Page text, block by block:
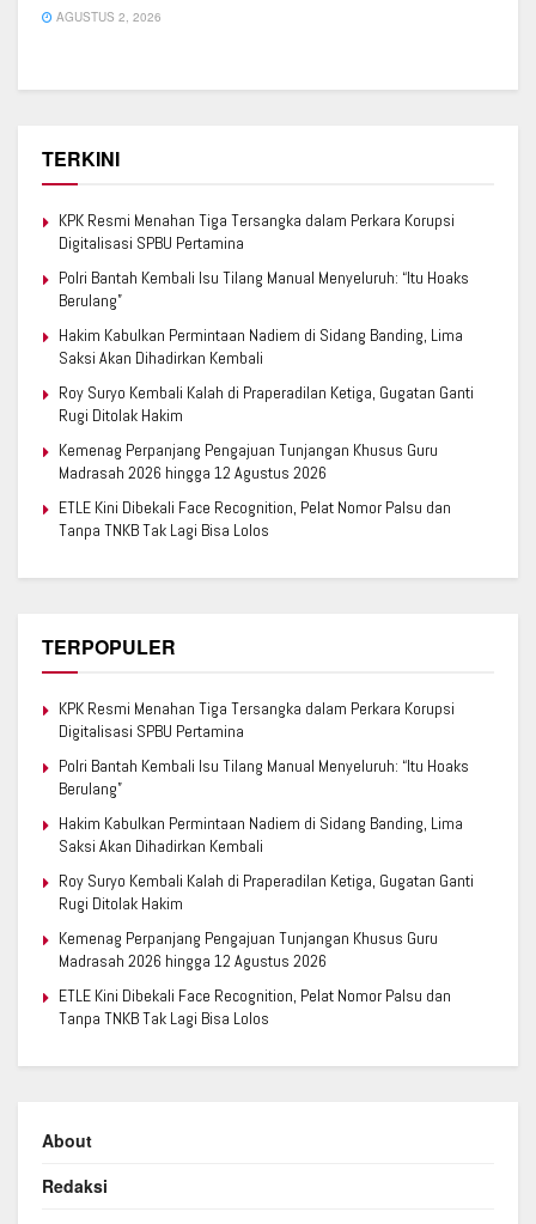
AGUSTUS 2, 2026
TERKINI
KPK Resmi Menahan Tiga Tersangka dalam Perkara Korupsi
Digitalisasi SPBU Pertamina
Polri Bantah Kembali Isu Tilang Manual Menyeluruh: “Itu Hoaks
Berulang”
Hakim Kabulkan Permintaan Nadiem di Sidang Banding, Lima
Saksi Akan Dihadirkan Kembali
Roy Suryo Kembali Kalah di Praperadilan Ketiga, Gugatan Ganti
Rugi Ditolak Hakim
Kemenag Perpanjang Pengajuan Tunjangan Khusus Guru
Madrasah 2026 hingga 12 Agustus 2026
ETLE Kini Dibekali Face Recognition, Pelat Nomor Palsu dan
Tanpa TNKB Tak Lagi Bisa Lolos
TERPOPULER
KPK Resmi Menahan Tiga Tersangka dalam Perkara Korupsi
Digitalisasi SPBU Pertamina
Polri Bantah Kembali Isu Tilang Manual Menyeluruh: “Itu Hoaks
Berulang”
Hakim Kabulkan Permintaan Nadiem di Sidang Banding, Lima
Saksi Akan Dihadirkan Kembali
Roy Suryo Kembali Kalah di Praperadilan Ketiga, Gugatan Ganti
Rugi Ditolak Hakim
Kemenag Perpanjang Pengajuan Tunjangan Khusus Guru
Madrasah 2026 hingga 12 Agustus 2026
ETLE Kini Dibekali Face Recognition, Pelat Nomor Palsu dan
Tanpa TNKB Tak Lagi Bisa Lolos
About
Redaksi